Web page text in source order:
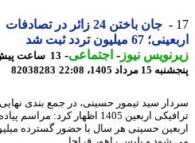
جان باختن 24 زائر در تصادفات
میلیون تردد ثبت شد
نیوز-اجتماعی-
13 ساعت پیش -
1405، 22:08
82038283
سید تیمور حسینی، در جمع بندی نهایی
ترافیکی اربعین 1405 اظهار کرد: مراسم پیاده روی
حسینی هر سال با حضور گسترده میلیون